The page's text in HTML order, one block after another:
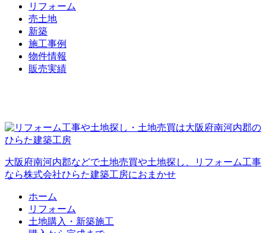
リフォーム
売土地
新築
施工事例
物件情報
販売実績
大阪府南河内郡などで土地売買や土地探し、リフォーム工事
なら株式会社ひらた建築工房におまかせ
ホーム
リフォーム
土地購入・新築施工